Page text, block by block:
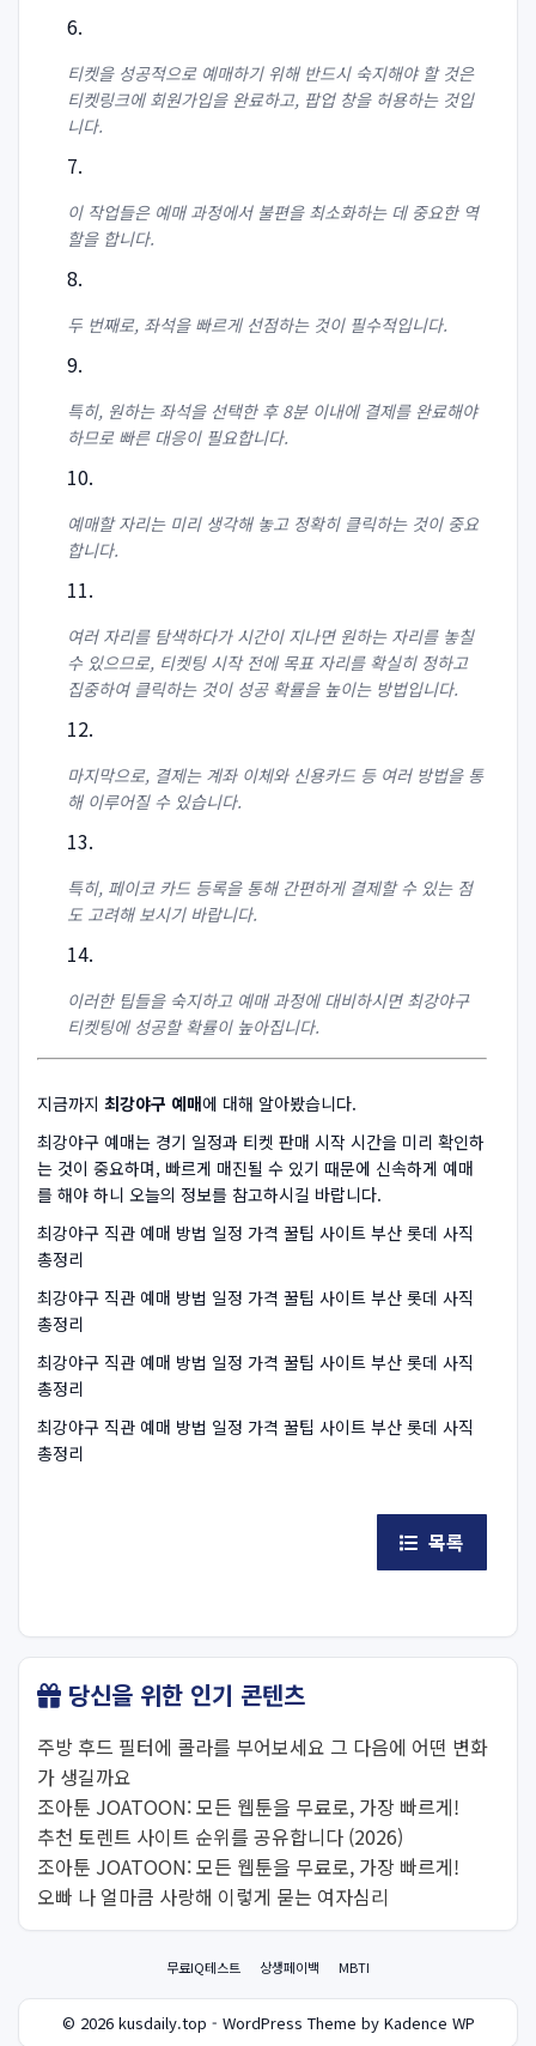
티켓을 성공적으로 예매하기 위해 반드시 숙지해야 할 것은
티켓링크에 회원가입을 완료하고, 팝업 창을 허용하는 것입
니다.
이 작업들은 예매 과정에서 불편을 최소화하는 데 중요한 역
할을 합니다.
두 번째로, 좌석을 빠르게 선점하는 것이 필수적입니다.
특히, 원하는 좌석을 선택한 후 8분 이내에 결제를 완료해야
하므로 빠른 대응이 필요합니다.
예매할 자리는 미리 생각해 놓고 정확히 클릭하는 것이 중요
합니다.
여러 자리를 탐색하다가 시간이 지나면 원하는 자리를 놓칠
수 있으므로, 티켓팅 시작 전에 목표 자리를 확실히 정하고
집중하여 클릭하는 것이 성공 확률을 높이는 방법입니다.
마지막으로, 결제는 계좌 이체와 신용카드 등 여러 방법을 통
해 이루어질 수 있습니다.
특히, 페이코 카드 등록을 통해 간편하게 결제할 수 있는 점
도 고려해 보시기 바랍니다.
이러한 팁들을 숙지하고 예매 과정에 대비하시면 최강야구
티켓팅에 성공할 확률이 높아집니다.
지금까지 최강야구 예매에 대해 알아봤습니다.
최강야구 예매는 경기 일정과 티켓 판매 시작 시간을 미리 확인하
는 것이 중요하며, 빠르게 매진될 수 있기 때문에 신속하게 예매
를 해야 하니 오늘의 정보를 참고하시길 바랍니다.
최강야구 직관 예매 방법 일정 가격 꿀팁 사이트 부산 롯데 사직
총정리
최강야구 직관 예매 방법 일정 가격 꿀팁 사이트 부산 롯데 사직
총정리
최강야구 직관 예매 방법 일정 가격 꿀팁 사이트 부산 롯데 사직
총정리
최강야구 직관 예매 방법 일정 가격 꿀팁 사이트 부산 롯데 사직
총정리
목록
당신을 위한 인기 콘텐츠
주방 후드 필터에 콜라를 부어보세요 그 다음에 어떤 변화
가 생길까요
조아툰 JOATOON: 모든 웹툰을 무료로, 가장 빠르게!
추천 토렌트 사이트 순위를 공유합니다 (2026)
조아툰 JOATOON: 모든 웹툰을 무료로, 가장 빠르게!
오빠 나 얼마큼 사랑해 이렇게 묻는 여자심리
무료IQ테스트 상생페이백 MBTI
© 2026 kusdaily.top - WordPress Theme by Kadence WP